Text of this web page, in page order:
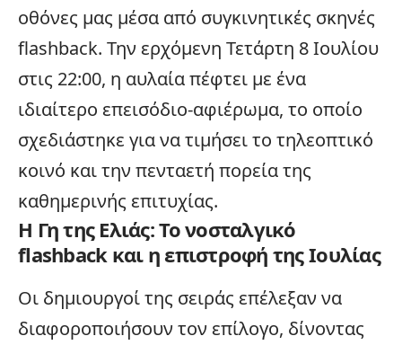
οθόνες μας μέσα από συγκινητικές σκηνές
flashback. Την ερχόμενη Τετάρτη 8 Ιουλίου
στις 22:00, η αυλαία πέφτει με ένα
ιδιαίτερο επεισόδιο-αφιέρωμα, το οποίο
σχεδιάστηκε για να τιμήσει το τηλεοπτικό
κοινό και την πενταετή πορεία της
καθημερινής επιτυχίας.
Η Γη της Ελιάς: Το νοσταλγικό
flashback και η επιστροφή της Ιουλίας
Οι δημιουργοί της σειράς επέλεξαν να
διαφοροποιήσουν τον επίλογο, δίνοντας